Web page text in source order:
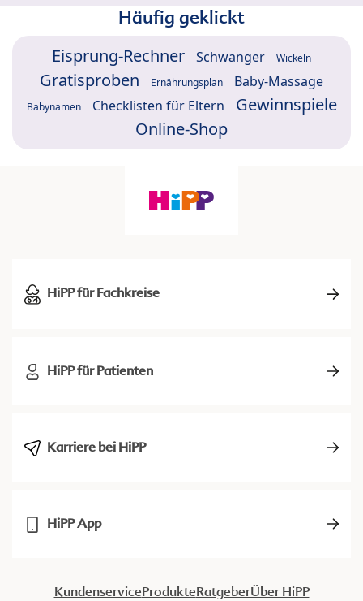
Häufig geklickt
Eisprung-Rechner Schwanger Wickeln
Gratisproben Ernährungsplan Baby-Massage
Babynamen Checklisten für Eltern
Gewinnspiele
Online-Shop
HiPP für Fachkreise
HiPP für Patienten
Karriere bei HiPP
HiPP App
KundenserviceProdukteRatgeberÜber HiPP